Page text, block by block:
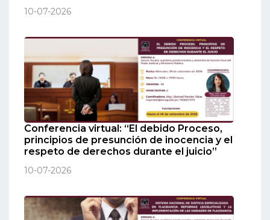
10-07-2026
Conferencia virtual: “El debido Proceso,
principios de presunción de inocencia y el
respeto de derechos durante el juicio”
10-07-2026